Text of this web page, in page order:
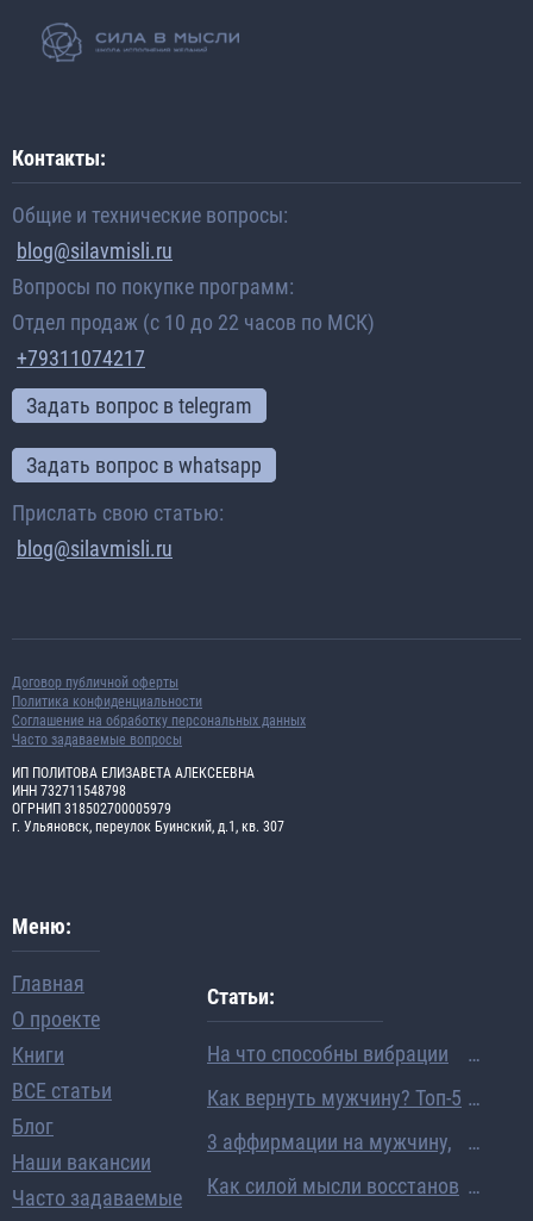
Контакты:
Общие и технические вопросы:
blog@silavmisli.ru
Вопросы по покупке программ:
Отдел продаж (с 10 до 22 часов по МСК)
+79311074217
Задать вопрос в telegram
Задать вопрос в whatsapp
Прислать свою статью:
blog@silavmisli.ru
Договор публичной оферты
Политика конфиденциальности
Соглашение на обработку персональных данных
Часто задаваемые вопросы
ИП ПОЛИТОВА ЕЛИЗАВЕТА АЛЕКСЕЕВНА
ИНН 732711548798
ОГРНИП 318502700005979
г. Ульяновск, переулок Буинский, д.1, кв. 307
Меню:
Главная
О проекте
Книги
ВСЕ статьи
Блог
Наши вакансии
Часто задаваемые
Статьи:
На что способны вибрации
человека: ученые раскрыли
Как вернуть мужчину? Топ-5
вопросов про восстановлен
3 аффирмации на мужчину,
которые помогли мне выйт
Как силой мысли восстанов